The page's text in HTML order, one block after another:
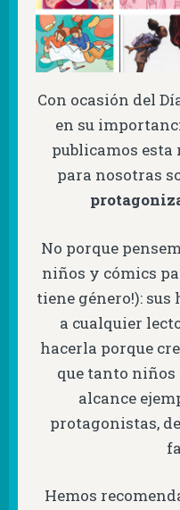
Con ocasión del
en su
publicamos esta
para nosotras
No porque
niños y cómics
tiene género!):
a cualquier
hacerla porque
que tanto
alcance
protagonistas,
Hemos